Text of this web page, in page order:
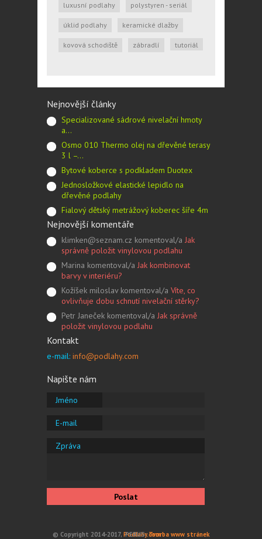
luxusní podlahy polystyren - seriál
úklid podlahy keramické dlažby
kovová schodiště zábradlí tutoriál
Nejnovější články
Specializované sádrové nivelační hmoty
a…
Osmo 010 Thermo olej na dřevěné terasy
3 l –…
Bytové koberce s podkladem Duotex
Jednosložkové elastické lepidlo na
dřevěné podlahy
Fialový dětský metrážový koberec šíře 4m
Nejnovější komentáře
klimken@seznam.cz komentoval/a Jak
správně položit vinylovou podlahu
Marina komentoval/a Jak kombinovat
barvy v interiéru?
Kožíšek miloslav komentoval/a Víte, co
ovlivňuje dobu schnutí nivelační stěrky?
Petr Janeček komentoval/a Jak správně
položit vinylovou podlahu
Kontakt
e-mail: info@podlahy.com
Napište nám
Jméno
E-mail
Zpráva
Poslat
© Copyright 2014-2017, Podlahy.com
PERUS:Tvorba www stránek